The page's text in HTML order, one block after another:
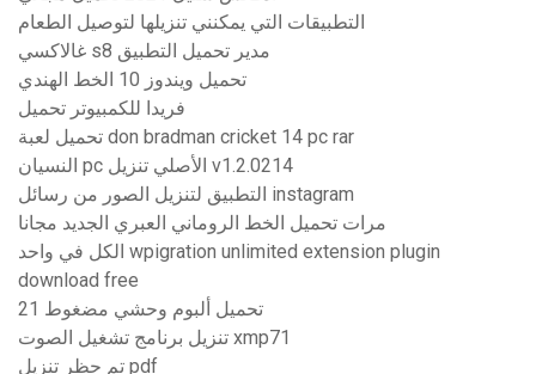
التطبيقات التي يمكنني تنزيلها لتوصيل الطعام
غالاكسي s8 مدير تحميل التطبيق
تحميل ويندوز 10 الخط الهندي
فريدا للكمبيوتر تحميل
تحميل لعبة don bradman cricket 14 pc rar
النسيان pc الأصلي تنزيل v1.2.0214
التطبيق لتنزيل الصور من رسائل instagram
مرات تحميل الخط الروماني العبري الجديد مجانا
الكل في واحد wpigration unlimited extension plugin
download free
21 تحميل ألبوم وحشي مضغوط
تنزيل برنامج تشغيل الصوت xmp71
تم حظر تنزيل pdf